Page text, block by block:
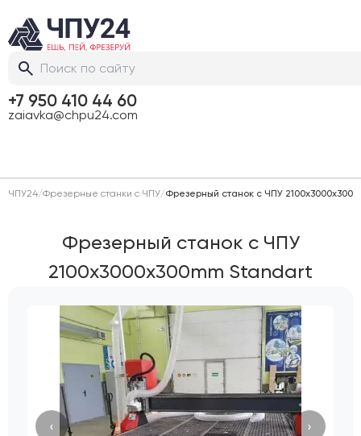
+7 950 410 44 60
zaiavka@chpu24.com
ЧПУ24/Фрезерные станки с ЧПУ/Фрезерный станок с ЧПУ
Фрезерный станок с ЧПУ
2100x3000x300mm Standart
‹ ›